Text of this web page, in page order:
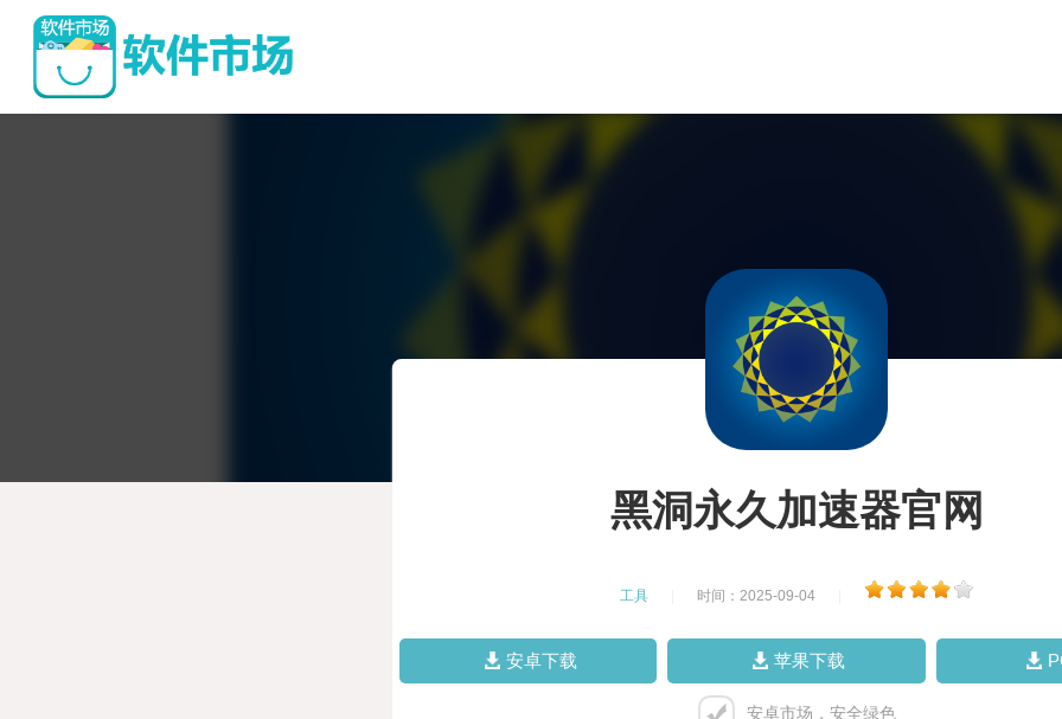
黑洞永久加速器官网
工具 时间：2025-09-04
安卓下载 苹果下载
安卓市场，安全绿色